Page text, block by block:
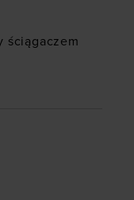
ściągaczem